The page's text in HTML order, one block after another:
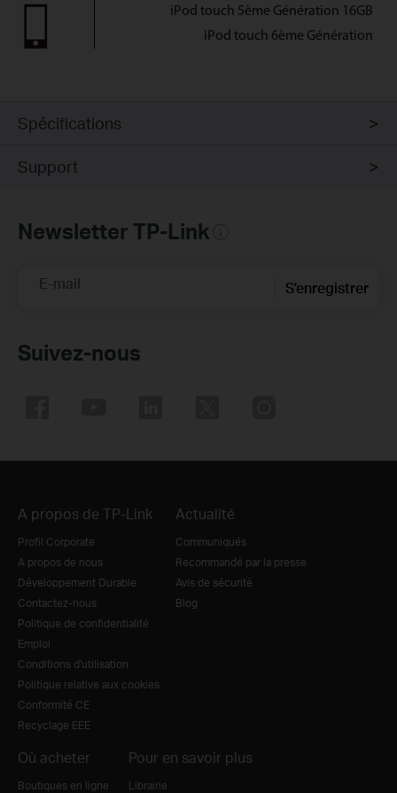
iPod touch 5ème Génération 16GB
iPod touch 6ème Génération
Spécifications
Support
Newsletter TP-Link
E-mail S'enregistrer
Suivez-nous
A propos de TP-Link
Profil Corporate
A propos de nous
Développement Durable
Contactez-nous
Politique de confidentialité
Emploi
Conditions d'utilisation
Politique relative aux cookies
Conformité CE
Recyclage EEE
Actualité
Communiqués
Recommandé par la presse
Avis de sécurité
Blog
Où acheter
Boutiques en ligne
Pour en savoir plus
Librairie